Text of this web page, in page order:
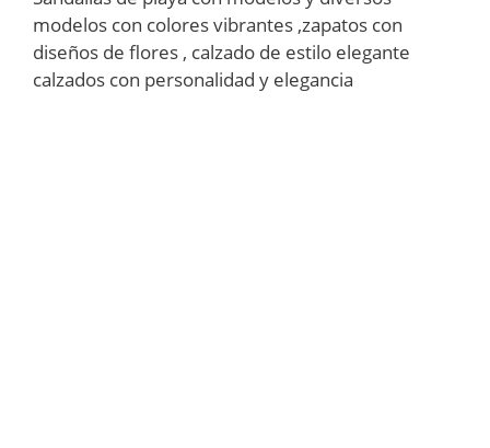
modelos con colores vibrantes ,zapatos con
diseños de flores , calzado de estilo elegante
calzados con personalidad y elegancia